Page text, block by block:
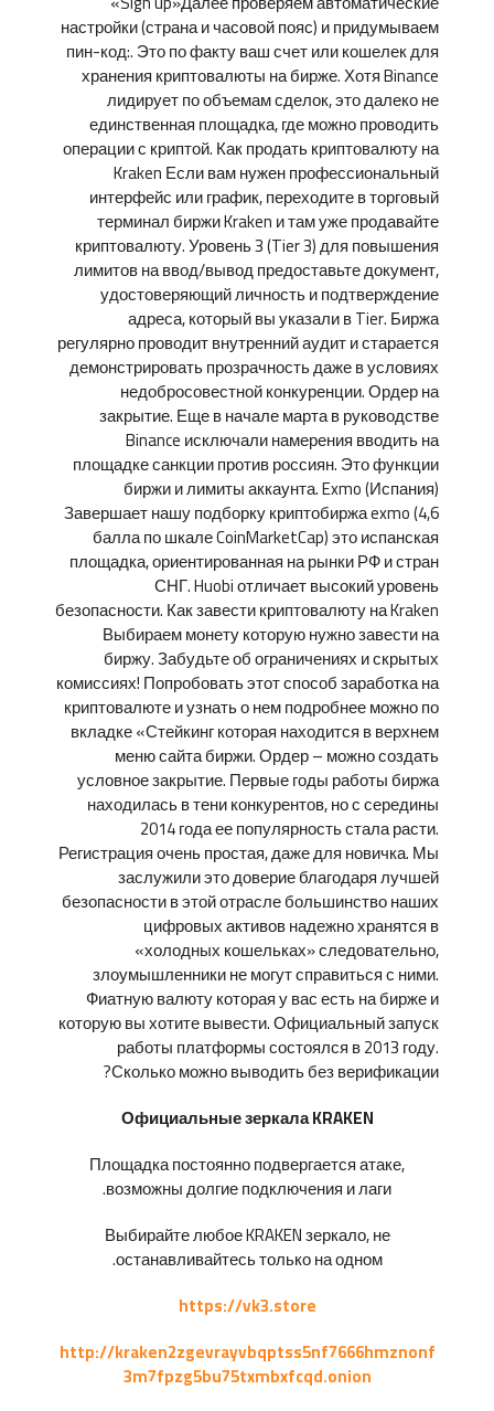
настройки (страна и часовой пояс) и придумываем
пин-код:. Это по факту ваш счет или кошелек для
хранения криптовалюты на бирже. Хотя Binance
лидирует по объемам сделок, это далеко не
единственная площадка, где можно проводить
операции с криптой. Как продать криптовалюту на
Kraken Если вам нужен профессиональный
интерфейс или график, переходите в торговый
терминал биржи Kraken и там уже продавайте
криптовалюту. Уровень 3 (Tier 3) для повышения
лимитов на ввод/вывод предоставьте документ,
удостоверяющий личность и подтверждение
адреса, который вы указали в Tier. Биржа
регулярно проводит внутренний аудит и старается
демонстрировать прозрачность даже в условиях
недобросовестной конкуренции. Ордер на
закрытие. Еще в начале марта в руководстве
Binance исключали намерения вводить на
площадке санкции против россиян. Это функции
биржи и лимиты аккаунта. Exmo (Испания)
Завершает нашу подборку криптобиржа exmo (4,6
балла по шкале CoinMarketCap) это испанская
площадка, ориентированная на рынки РФ и стран
СНГ. Huobi отличает высокий уровень
безопасности. Как завести криптовалюту на Kraken
Выбираем монету которую нужно завести на
биржу. Забудьте об ограничениях и скрытых
комиссиях! Попробовать этот способ заработка на
криптовалюте и узнать о нем подробнее можно по
вкладке «Стейкинг которая находится в верхнем
меню сайта биржи. Ордер – можно создать
условное закрытие. Первые годы работы биржа
находилась в тени конкурентов, но с середины
2014 года ее популярность стала расти.
Регистрация очень простая, даже для новичка. Мы
заслужили это доверие благодаря лучшей
безопасности в этой отрасле большинство наших
цифровых активов надежно хранятся в
«холодных кошельках» следовательно,
злоумышленники не могут справиться с ними.
Фиатную валюту которая у вас есть на бирже и
которую вы хотите вывести. Официальный запуск
работы платформы состоялся в 2013 году.
Сколько можно выводить без верификации?
Официальные зеркала KRAKEN
Площадка постоянно подвергается атаке,
возможны долгие подключения и лаги.
Выбирайте любое KRAKEN зеркало, не
останавливайтесь только на одном.
https://vk3.store
http://kraken2zgevrayvbqptss5nf7666hmznonf
3m7fpzg5bu75txmbxfcqd.onion